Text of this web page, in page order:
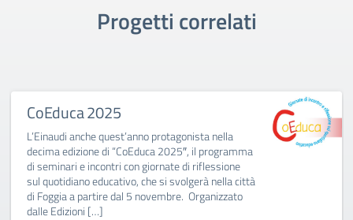
Progetti correlati
CoEduca 2025
L’Einaudi anche quest’anno protagonista nella
decima edizione di “CoEduca 2025″, il programma
di seminari e incontri con giornate di riflessione
sul quotidiano educativo, che si svolgerà nella città
di Foggia a partire dal 5 novembre. Organizzato
dalle Edizioni […]